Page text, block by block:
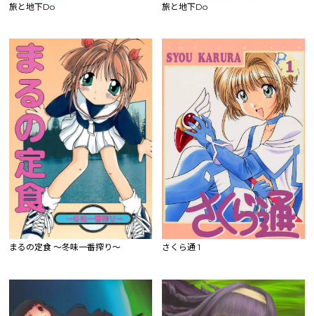
旅と地下Do 旅と地下Do
まるの定食 ～冬味一番搾り～ さくら通 1